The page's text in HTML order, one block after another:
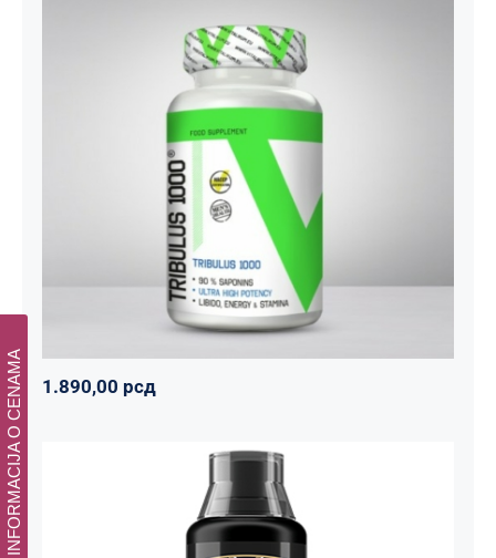
Tribulus 1000
Svi proizvodi Vitalikum
1.890,00 рсд
1.890,00 рсд
INFORMACIJA O CENAMA